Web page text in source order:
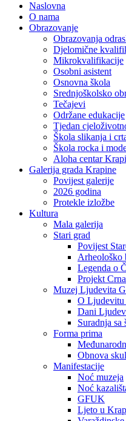
Naslovna
O nama
Obrazovanje
Obrazovanja
Djelomične
Mikrokvalifikacije
Osobni asistent
Osnovna škola
Srednjoškolsko
Tečajevi
Održane edukacije
Tjedan
Škola slikanja i
Škola rocka i
Aloha centar
Galerija grada Krapine
Povijest galerije
2026 godina
Protekle izložbe
Kultura
Mala galerija
Stari grad
Povijest
Arheološko
Legenda o
Projekt
Muzej Ljudevita
O Ljudevitu
Dani
Suradnja sa
Forma prima
Obnova
Manifestacije
Noć muzeja
Noć
GFUK
Ljeto u